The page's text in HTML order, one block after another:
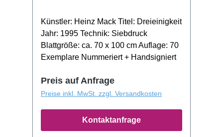
Künstler: Heinz Mack Titel: Dreieinigkeit
Jahr: 1995 Technik: Siebdruck
Blattgröße: ca. 70 x 100 cm Auflage: 70
Exemplare Nummeriert + Handsigniert
Preis auf Anfrage
Preise inkl. MwSt. zzgl. Versandkosten
Kontaktanfrage